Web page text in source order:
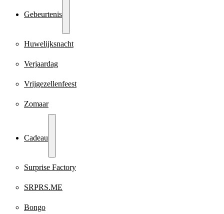
Gebeurtenis
Huwelijksnacht
Verjaardag
Vrijgezellenfeest
Zomaar
Cadeau
Surprise Factory
SRPRS.ME
Bongo